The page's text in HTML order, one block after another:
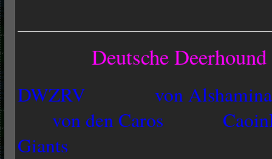
Deutsche
DWZRV
von Alshamina
von den Caros
Giants